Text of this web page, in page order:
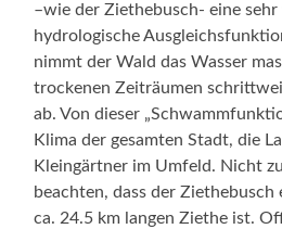
–wie der Ziethebusch- eine
hydrologische
nimmt der Wald das Wasser
trockenen Zeiträumen
ab. Von dieser
Klima der gesamten Stadt, die
Kleingärtner im Umfeld. Nicht
beachten, dass der Ziethebusch
ca. 24.5 km langen Ziethe ist.